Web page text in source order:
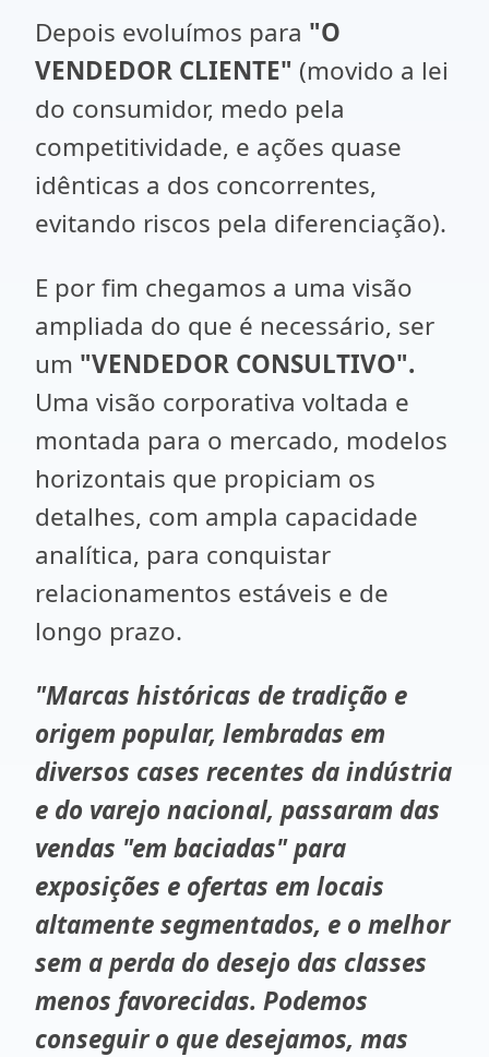
Depois evoluímos para "O
VENDEDOR CLIENTE" (movido a lei
do consumidor, medo pela
competitividade, e ações quase
idênticas a dos concorrentes,
evitando riscos pela diferenciação).
E por fim chegamos a uma visão
ampliada do que é necessário, ser
um "VENDEDOR CONSULTIVO".
Uma visão corporativa voltada e
montada para o mercado, modelos
horizontais que propiciam os
detalhes, com ampla capacidade
analítica, para conquistar
relacionamentos estáveis e de
longo prazo.
"Marcas históricas de tradição e
origem popular, lembradas em
diversos cases recentes da indústria
e do varejo nacional, passaram das
vendas "em baciadas" para
exposições e ofertas em locais
altamente segmentados, e o melhor
sem a perda do desejo das classes
menos favorecidas. Podemos
conseguir o que desejamos, mas